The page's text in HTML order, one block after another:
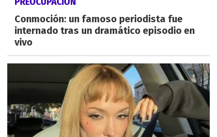
Conmoción: un famoso periodista fue
internado tras un dramático episodio en
vivo